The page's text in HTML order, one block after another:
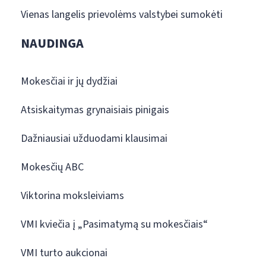
Vienas langelis prievolėms valstybei sumokėti
NAUDINGA
Mokesčiai ir jų dydžiai
Atsiskaitymas grynaisiais pinigais
Dažniausiai užduodami klausimai
Mokesčių ABC
Viktorina moksleiviams
VMI kviečia į „Pasimatymą su mokesčiais“
VMI turto aukcionai